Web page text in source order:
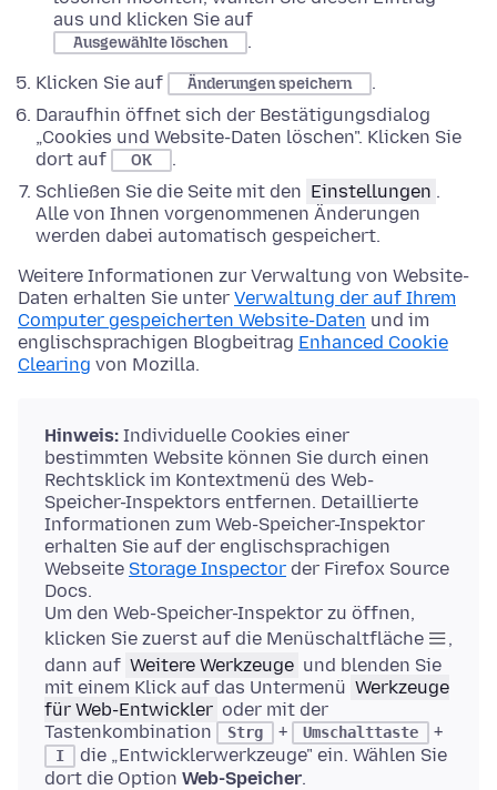
aus und klicken Sie auf
Ausgewählte löschen
.
Klicken Sie auf
Änderungen speichern
.
Daraufhin öffnet sich der Bestätigungsdialog
„Cookies und Website-Daten löschen". Klicken Sie
dort auf
OK
.
Schließen Sie die Seite mit den Einstellungen .
Alle von Ihnen vorgenommenen Änderungen
werden dabei automatisch gespeichert.
Weitere Informationen zur Verwaltung von Website-
Daten erhalten Sie unter Verwaltung der auf Ihrem
Computer gespeicherten Website-Daten und im
englischsprachigen Blogbeitrag Enhanced Cookie
Clearing von Mozilla.
Hinweis: Individuelle Cookies einer
bestimmten Website können Sie durch einen
Rechtsklick im Kontextmenü des Web-
Speicher-Inspektors entfernen. Detaillierte
Informationen zum Web-Speicher-Inspektor
erhalten Sie auf der englischsprachigen
Webseite Storage Inspector der Firefox Source
Docs.
Um den Web-Speicher-Inspektor zu öffnen,
klicken Sie zuerst auf die Menüschaltfläche
,
dann auf Weitere Werkzeuge und blenden Sie
mit einem Klick auf das Untermenü Werkzeuge
für Web-Entwickler oder mit der
Tastenkombination
Strg + Umschalttaste +
I
die „Entwicklerwerkzeuge" ein. Wählen Sie
dort die Option Web-Speicher.